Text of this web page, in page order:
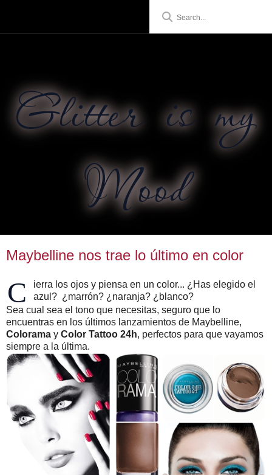
Glitter is my
Mood
Maybelline nos trae lo último en color
C
ierra los ojos y piensa en un color... ¿Has elegido el
azul? ¿marrón? ¿naranja? ¿blanco?
Sea cual sea el tono que necesitas, seguro que lo
encuentras en los últimos lanzamientos de Maybelline,
Colorama y Color Tattoo 24h, perfectos para que vayamos
siempre a la última.